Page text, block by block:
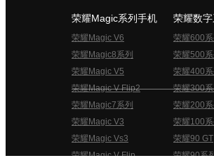
荣耀Magic系列手机
荣耀Magic V6
荣耀Magic8系列
荣耀Magic V5
荣耀Magic V Flip2
荣耀Magic7系列
荣耀Magic V3
荣耀Magic Vs3
荣耀Magic V Flip
荣耀数
荣耀600
荣耀500
荣耀400
荣耀300
荣耀200
荣耀100
荣耀90 GT
荣耀90系